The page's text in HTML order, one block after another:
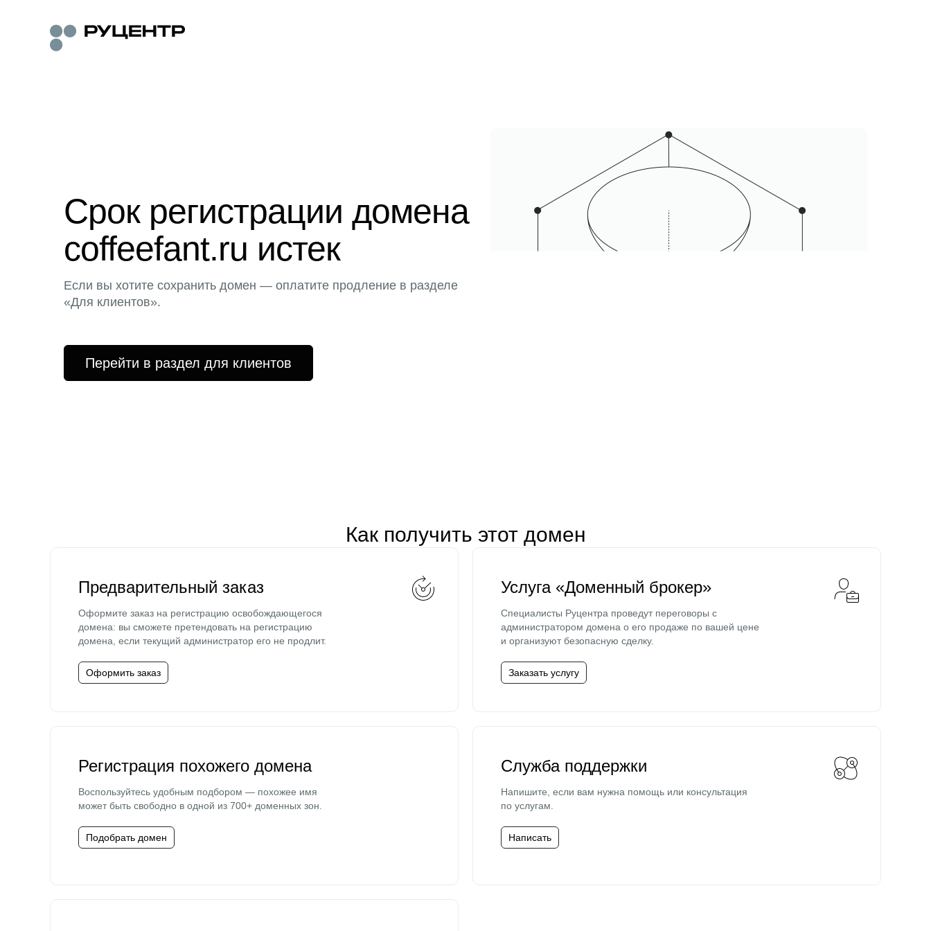
Срок регистрации домена
coffeefant.ru истек
Если вы хотите сохранить домен — оплатите продление в разделе
«Для клиентов».
Перейти в раздел для клиентов
Как получить этот домен
Предварительный заказ
Оформите заказ на регистрацию освобождающегося
домена: вы сможете претендовать на регистрацию
домена, если текущий администратор его не продлит.
Оформить заказ
Услуга «Доменный брокер»
Специалисты Руцентра проведут переговоры с
администратором домена о его продаже по вашей цене
и организуют безопасную сделку.
Заказать услугу
Регистрация похожего домена
Воспользуйтесь удобным подбором — похожее имя
может быть свободно в одной из 700+ доменных зон.
Подобрать домен
Служба поддержки
Напишите, если вам нужна помощь или консультация
по услугам.
Написать